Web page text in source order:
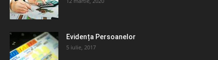
Evidența Persoanelor
5 iulie, 2017